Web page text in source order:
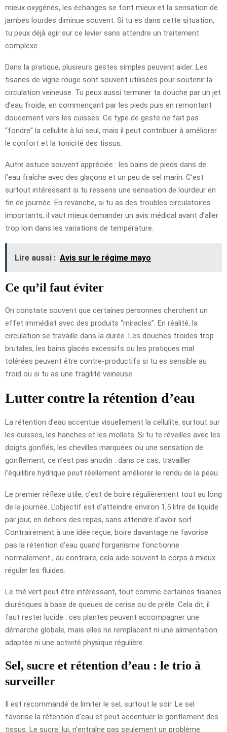
mieux oxygénés, les échanges se font mieux et la sensation de
jambes lourdes diminue souvent. Si tu es dans cette situation,
tu peux déjà agir sur ce levier sans attendre un traitement
complexe.
Dans la pratique, plusieurs gestes simples peuvent aider. Les
tisanes de vigne rouge sont souvent utilisées pour soutenir la
circulation veineuse. Tu peux aussi terminer ta douche par un jet
d’eau froide, en commençant par les pieds puis en remontant
doucement vers les cuisses. Ce type de geste ne fait pas
“fondre” la cellulite à lui seul, mais il peut contribuer à améliorer
le confort et la tonicité des tissus.
Autre astuce souvent appréciée : les bains de pieds dans de
l’eau fraîche avec des glaçons et un peu de sel marin. C’est
surtout intéressant si tu ressens une sensation de lourdeur en
fin de journée. En revanche, si tu as des troubles circulatoires
importants, il vaut mieux demander un avis médical avant d’aller
trop loin dans les variations de température.
Lire aussi : Avis sur le régime mayo
Ce qu’il faut éviter
On constate souvent que certaines personnes cherchent un
effet immédiat avec des produits “miracles”. En réalité, la
circulation se travaille dans la durée. Les douches froides trop
brutales, les bains glacés excessifs ou les pratiques mal
tolérées peuvent être contre-productifs si tu es sensible au
froid ou si tu as une fragilité veineuse.
Lutter contre la rétention d’eau
La rétention d’eau accentue visuellement la cellulite, surtout sur
les cuisses, les hanches et les mollets. Si tu te réveilles avec les
doigts gonflés, les chevilles marquées ou une sensation de
gonflement, ce n’est pas anodin : dans ce cas, travailler
l’équilibre hydrique peut réellement améliorer le rendu de la peau.
Le premier réflexe utile, c’est de boire régulièrement tout au long
de la journée. L’objectif est d’atteindre environ 1,5 litre de liquide
par jour, en dehors des repas, sans attendre d’avoir soif.
Contrairement à une idée reçue, boire davantage ne favorise
pas la rétention d’eau quand l’organisme fonctionne
normalement ; au contraire, cela aide souvent le corps à mieux
réguler les fluides.
Le thé vert peut être intéressant, tout comme certaines tisanes
diurétiques à base de queues de cerise ou de prêle. Cela dit, il
faut rester lucide : ces plantes peuvent accompagner une
démarche globale, mais elles ne remplacent ni une alimentation
adaptée ni une activité physique régulière.
Sel, sucre et rétention d’eau : le trio à
surveiller
Il est recommandé de limiter le sel, surtout le soir. Le sel
favorise la rétention d’eau et peut accentuer le gonflement des
tissus. Le sucre, lui, n’entraîne pas seulement un problème